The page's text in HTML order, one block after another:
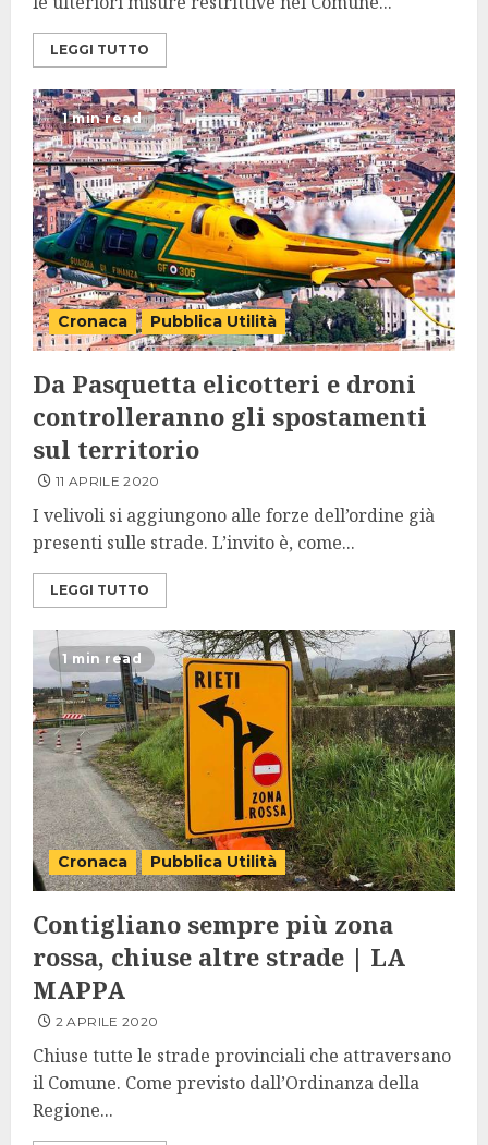
LEGGI TUTTO
1 min read
Cronaca Pubblica Utilità
Da Pasquetta elicotteri e droni
controlleranno gli spostamenti
sul territorio
11 APRILE 2020
I velivoli si aggiungono alle forze dell’ordine già
presenti sulle strade. L’invito è, come...
LEGGI TUTTO
1 min read
Cronaca Pubblica Utilità
Contigliano sempre più zona
rossa, chiuse altre strade | LA
MAPPA
2 APRILE 2020
Chiuse tutte le strade provinciali che attraversano
il Comune. Come previsto dall’Ordinanza della
Regione...